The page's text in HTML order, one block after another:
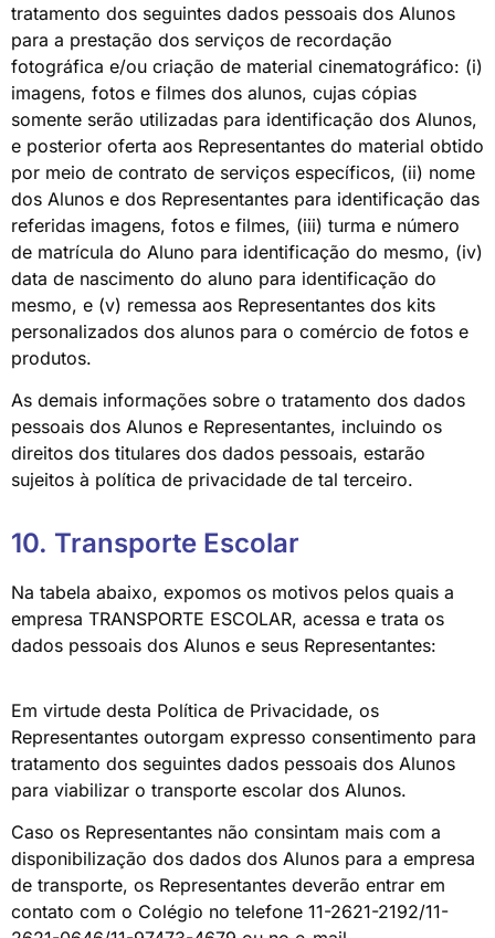
tratamento dos seguintes dados pessoais dos Alunos
para a prestação dos serviços de recordação
fotográfica e/ou criação de material cinematográfico: (i)
imagens, fotos e filmes dos alunos, cujas cópias
somente serão utilizadas para identificação dos Alunos,
e posterior oferta aos Representantes do material obtido
por meio de contrato de serviços específicos, (ii) nome
dos Alunos e dos Representantes para identificação das
referidas imagens, fotos e filmes, (iii) turma e número
de matrícula do Aluno para identificação do mesmo, (iv)
data de nascimento do aluno para identificação do
mesmo, e (v) remessa aos Representantes dos kits
personalizados dos alunos para o comércio de fotos e
produtos.
As demais informações sobre o tratamento dos dados
pessoais dos Alunos e Representantes, incluindo os
direitos dos titulares dos dados pessoais, estarão
sujeitos à política de privacidade de tal terceiro.
10. Transporte Escolar
Na tabela abaixo, expomos os motivos pelos quais a
empresa TRANSPORTE ESCOLAR, acessa e trata os
dados pessoais dos Alunos e seus Representantes:
Em virtude desta Política de Privacidade, os
Representantes outorgam expresso consentimento para
tratamento dos seguintes dados pessoais dos Alunos
para viabilizar o transporte escolar dos Alunos.
Caso os Representantes não consintam mais com a
disponibilização dos dados dos Alunos para a empresa
de transporte, os Representantes deverão entrar em
contato com o Colégio no telefone 11-2621-2192/11-